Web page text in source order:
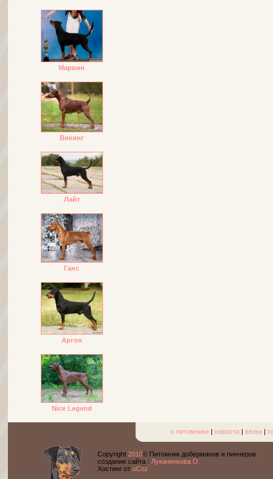
Марвин
Викинг
Лайт
Ганс
Аргон
Nice Legend
о питомнике| новости| вязки|
Copyright 2010© Питомник доберманов и пинчеров
cоздание сайта : Луканенкова О.
Хостинг от uCoz